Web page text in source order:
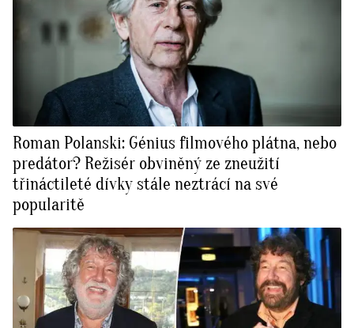
Roman Polanski: Génius filmového plátna, nebo
predátor? Režisér obviněný ze zneužití
třináctileté dívky stále neztrácí na své
popularitě